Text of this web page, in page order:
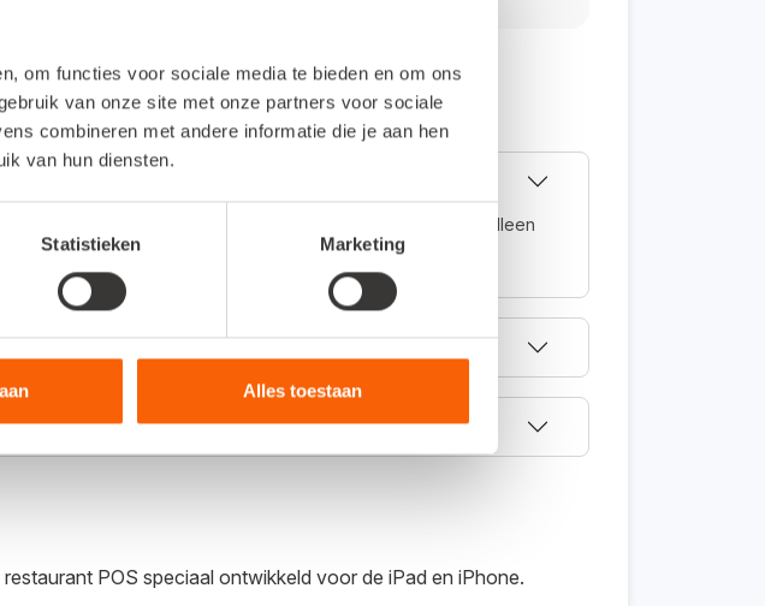
om functies voor sociale media te bieden en om ons
van onze site met onze partners voor sociale
combineren met andere informatie die je aan hen
van hun diensten.
Statistieken Marketing
Alles toestaan
Een API-koppeling werkt volledig online en kun je daarom alleen
een online administratie.
vinden over de koppeling?
POS speciaal ontwikkeld voor de iPad en iPhone.